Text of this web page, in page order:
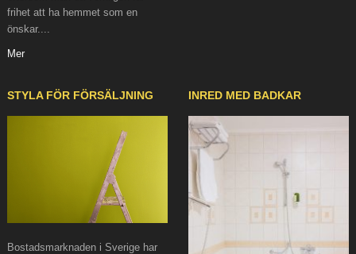
frihet att ha hemmet som en
önskar....
Mer
STYLA FÖR FÖRSÄLJNING
Bostadsmarknaden i Sverige har
INRED MED BADKAR